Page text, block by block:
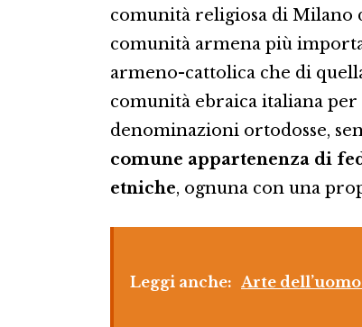
comunità religiosa di Milano
comunità armena più
armeno-cattolica che di
comunità ebraica italiana
denominazioni ortodosse,
comune appartenenza di
etniche, ognuna con una
Leggi anche: Arte